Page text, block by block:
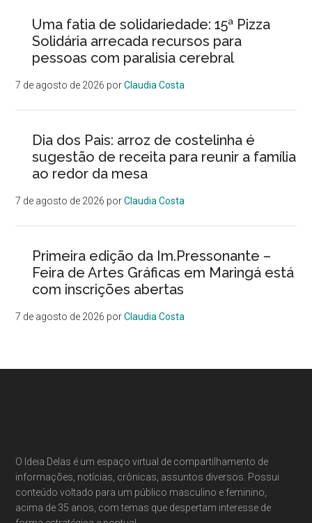
Uma fatia de solidariedade: 15ª Pizza
Solidária arrecada recursos para
pessoas com paralisia cerebral
7 de agosto de 2026 porClaudia Costa
Dia dos Pais: arroz de costelinha é
sugestão de receita para reunir a família
ao redor da mesa
7 de agosto de 2026 porClaudia Costa
Primeira edição da Im.Pressonante –
Feira de Artes Gráficas em Maringá está
com inscrições abertas
7 de agosto de 2026 porClaudia Costa
O Ideia Delas é um espaço virtual de compartilhamento de
informações, notícias, crônicas, assuntos diversos. Possui
conteúdo voltado para um público masculino e feminino,
acima de 35 anos, com temas que despertam interesse de